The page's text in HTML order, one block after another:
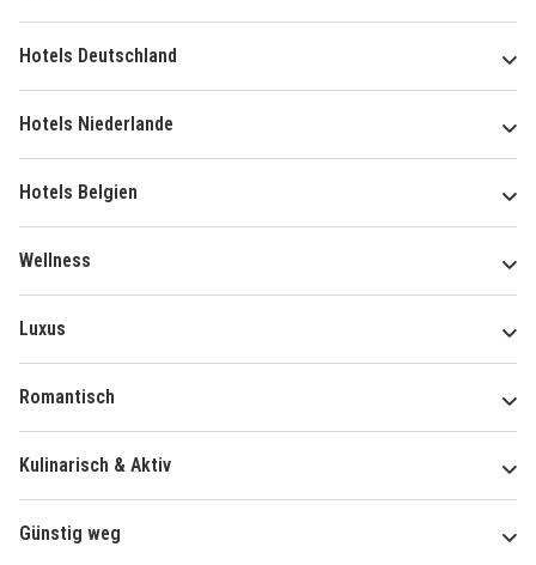
Hotels Deutschland
Hotels Niederlande
Hotels Belgien
Wellness
Luxus
Romantisch
Kulinarisch & Aktiv
Günstig weg